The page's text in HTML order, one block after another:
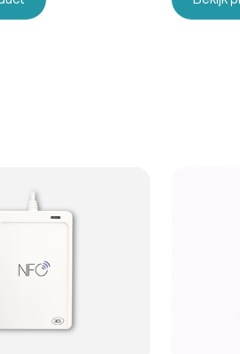
deelnemers voorzien van
van onze NFC-